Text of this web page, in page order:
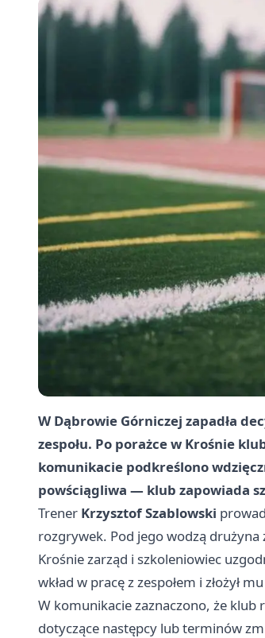
W Dąbrowie Górniczej zapadła
zespołu. Po porażce w Krośnie
komunikacie podkreślono
powściągliwa — klub zapowiada
Trener Krzysztof Szablowski
rozgrywek. Pod jego wodzą drużyna
Krośniezarząd i szkoleniowiec
wkład w pracę z zespołem i złożył
W komunikacie zaznaczono, że klub
dotyczące następcy lub terminów